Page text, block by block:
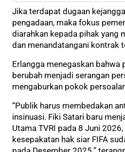
Jika terdapat dugaan
pengadaan, maka fokus
diarahkan kepada pihak yang
dan menandatangani kontrak
Erlangga menegaskan
berubah menjadi serangan
mengaburkan pokok
“Publik harus membedakan
insinuasi. Fiki Satari baru
Utama TVRI pada 8 Juni
kesepakatan hak siar FIFA